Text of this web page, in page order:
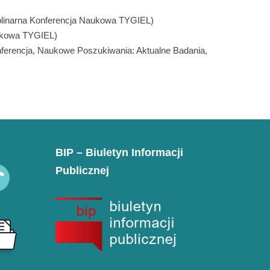
Konferencja Naukowa TYGIEL)
TYGIEL)
Naukowe Poszukiwania: Aktualne Badania,
BIP – Biuletyn Informacji
Publicznej